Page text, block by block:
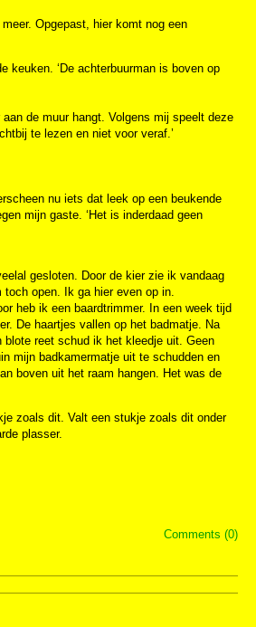
Opgepast, hier komt nog een
keuken. ‘De achterbuurman is boven op
de muur hangt. Volgens mij speelt deze
te lezen en niet voor veraf.’
nu iets dat leek op een beukende
mijn gaste. ‘Het is inderdaad geen
gesloten. Door de kier zie ik vandaag
open. Ik ga hier even op in.
heb ik een baardtrimmer. In een week tijd
De haartjes vallen op het badmatje. Na
reet schud ik het kleedje uit. Geen
mijn badkamermatje uit te schudden en
boven uit het raam hangen. Het was de
zoals dit. Valt een stukje zoals dit onder
plasser.
Comments (0)